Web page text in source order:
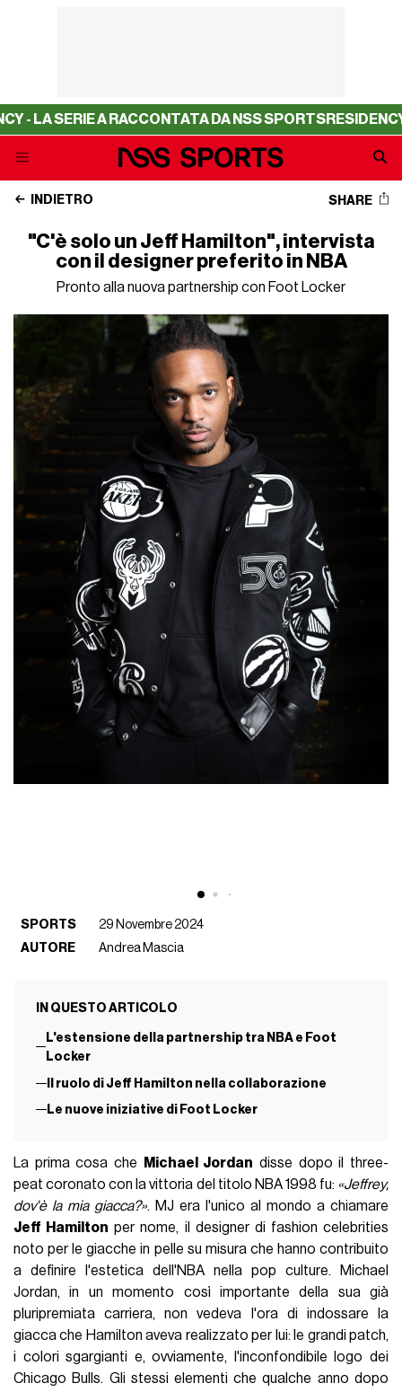
A RACCONTATA DA NSS SPORTSRESIDENCY - LA
INDIETRO SHARE
"C'è solo un Jeff Hamilton", intervista
con il designer preferito in NBA
Pronto alla nuova partnership con Foot Locker
SPORTS
29 Novembre 2024
AUTORE
Andrea Mascia
IN QUESTO ARTICOLO
L'estensione della partnership tra NBA e Foot
Locker
Il ruolo di Jeff Hamilton nella collaborazione
Le nuove iniziative di Foot Locker
La prima cosa che Michael Jordan disse dopo il three-
peat coronato con la vittoria del titolo NBA 1998 fu: «Jeffrey,
dov'è la mia giacca?». MJ era l'unico al mondo a chiamare
Jeff Hamilton per nome, il designer di fashion celebrities
noto per le giacche in pelle su misura che hanno contribuito
a definire l'estetica dell'NBA nella pop culture. Michael
Jordan, in un momento così importante della sua già
pluripremiata carriera, non vedeva l'ora di indossare la
giacca che Hamilton aveva realizzato per lui: le grandi patch,
i colori sgargianti e, ovviamente, l'inconfondibile logo dei
Chicago Bulls. Gli stessi elementi che qualche anno dopo